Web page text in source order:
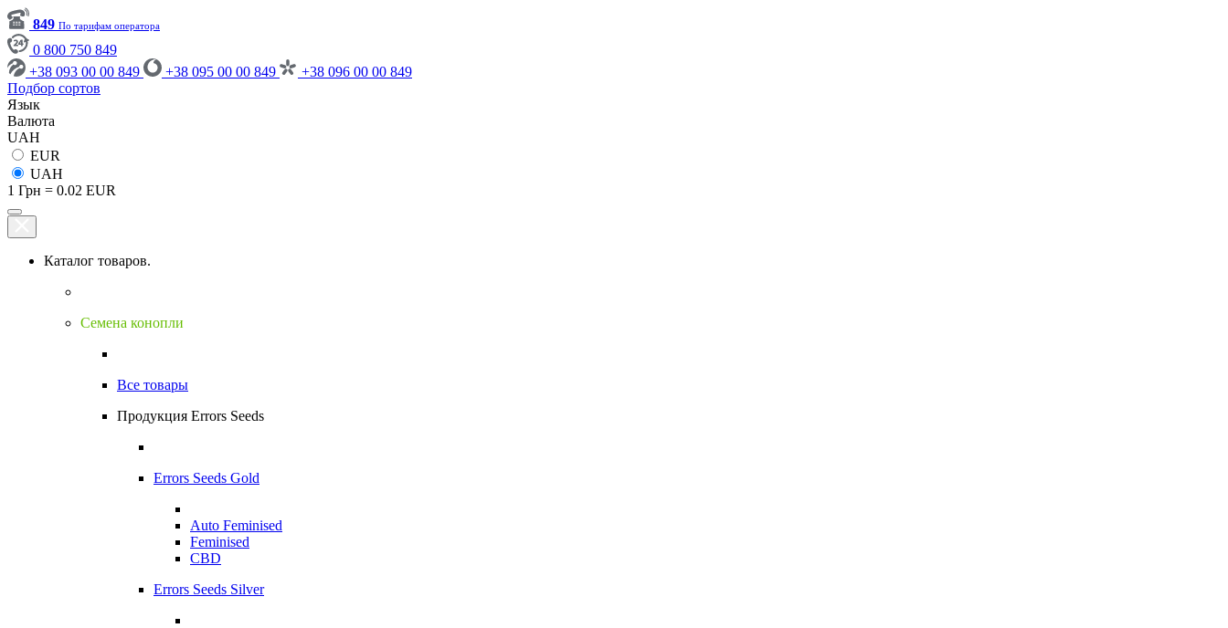
849 По тарифам оператора
0 800 750 849
+38 093 00 00 849
+38 095 00 00 849
+38 096 00 00 849
Подбор сортов
Язык
Валюта
UAH
EUR
UAH
1 Грн = 0.02 EUR
Каталог товаров.
Семена конопли
Все товары
Продукция Errors Seeds
Errors Seeds Gold
Auto Feminised
Feminised
CBD
Errors Seeds Silver